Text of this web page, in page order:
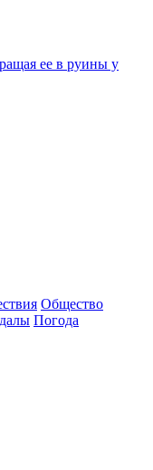
ее в руины у
Общество
Погода